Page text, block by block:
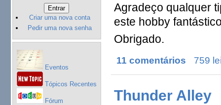
Criar uma nova conta
Pedir uma nova senha
Eventos
Tópicos Recentes
Fórum
Agradeço qualquer
este hobby
Obrigado.
11 comentários 759
Thunder Alley